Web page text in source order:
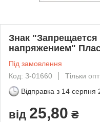
Знак "Запрещается
напряжением"
Під замовлення
Код: З-01660
Тільки опт
Відправка з 14 серпня
від 25,80 ₴